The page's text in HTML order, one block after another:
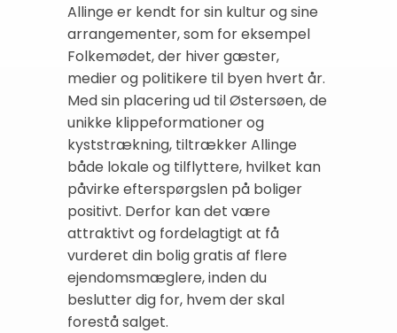
Allinge er kendt for sin kultur og sine
arrangementer, som for eksempel
Folkemødet, der hiver gæster,
medier og politikere til byen hvert år.
Med sin placering ud til Østersøen, de
unikke klippeformationer og
kyststrækning, tiltrækker Allinge
både lokale og tilflyttere, hvilket kan
påvirke efterspørgslen på boliger
positivt. Derfor kan det være
attraktivt og fordelagtigt at få
vurderet din bolig gratis af flere
ejendomsmæglere, inden du
beslutter dig for, hvem der skal
forestå salget.